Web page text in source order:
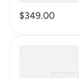
$349.00